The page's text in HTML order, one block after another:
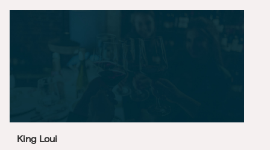
King Loui